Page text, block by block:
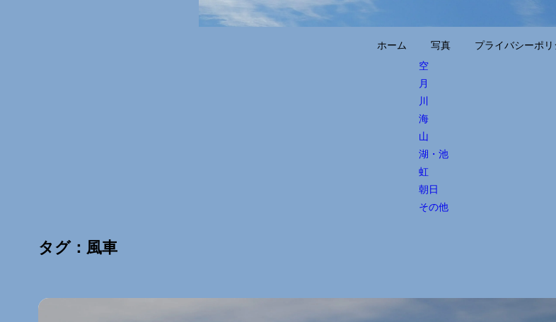
ホーム
写真
空
月
川
海
山
湖・池
虹
朝日
その他
プライバシーポリ
タグ：風車